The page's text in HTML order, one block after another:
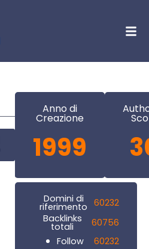
Anno di
Creazione
1999
Domini di
riferimento 60232
Backlinks
totali
60756
Follow
60232